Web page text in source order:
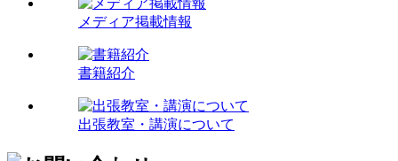
メディア掲載情報
書籍紹介
出張教室・講演について